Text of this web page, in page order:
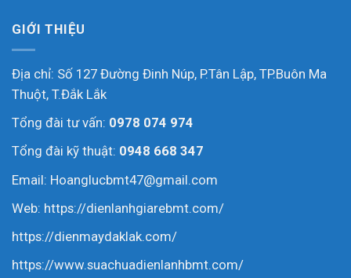
GIỚI THIỆU
Địa chỉ: Số 127 Đường Đinh Núp, P.Tân Lập, TP.Buôn Ma
Thuột, T.Đắk Lắk
Tổng đài tư vấn: 0978 074 974
Tổng đài kỹ thuật: 0948 668 347
Email: Hoanglucbmt47@gmail.com
Web: https://dienlanhgiarebmt.com/
https://dienmaydaklak.com/
https://www.suachuadienlanhbmt.com/